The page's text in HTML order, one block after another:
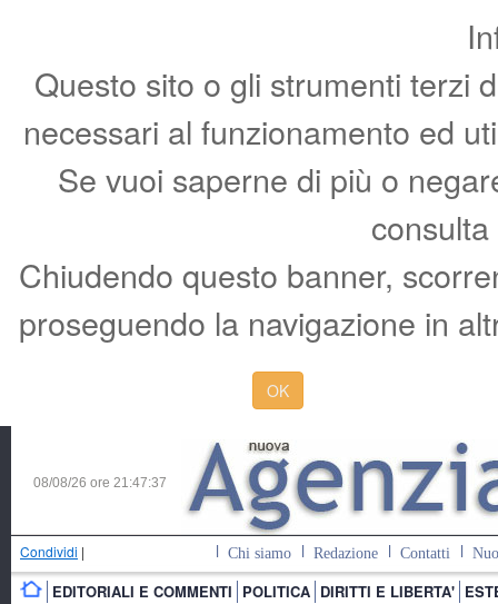
Questo sito o gli strumenti terzi
necessari al funzionamento ed
Se vuoi saperne di più o
Chiudendo questo banner,
proseguendo la navigazione in
OK
08/08/26 ore 21:47:38
Condividi | Chi siamo Redazione Contatti
EDITORIALI E COMMENTI POLITICA DIRITTI E LIBERTA'